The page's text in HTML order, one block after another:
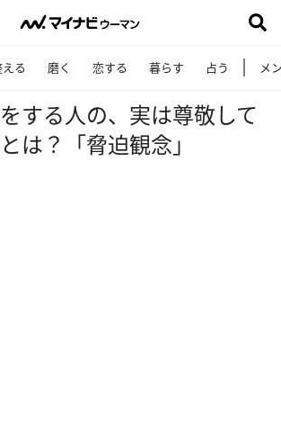
る 磨く 恋する 暮らす 占う メ
する人の、実は尊敬して
は？「脅迫観念」